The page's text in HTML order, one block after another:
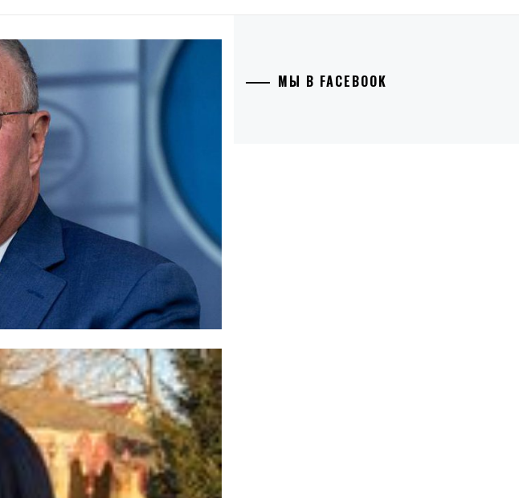
МЫ В FACEBOOK